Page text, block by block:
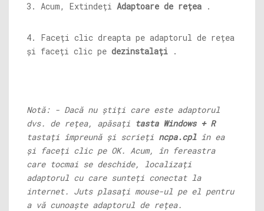
3. Acum, Extindeți Adaptoare de rețea .
4. Faceți clic dreapta pe adaptorul de rețea
și faceți clic pe dezinstalați .
Notă: - Dacă nu știți care este adaptorul
dvs. de rețea, apăsați tasta Windows + R
tastați împreună și scrieți ncpa.cplîn ea
și faceți clic pe OK. Acum, în fereastra
care tocmai se deschide, localizați
adaptorul cu care sunteți conectat la
internet. Juts plasați mouse-ul pe el pentru
a vă cunoaște adaptorul de rețea.